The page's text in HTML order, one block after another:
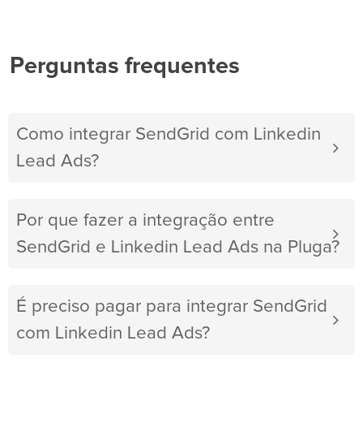
Perguntas frequentes
Como integrar SendGrid com Linkedin
Lead Ads?
Por que fazer a integração entre
SendGrid e Linkedin Lead Ads na Pluga?
É preciso pagar para integrar SendGrid
com Linkedin Lead Ads?